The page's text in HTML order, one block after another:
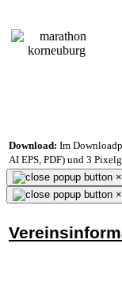
Download: Im
AI EPS, PDF) und 3
×
×